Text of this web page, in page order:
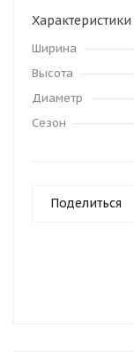
Характеристики
Ширина
Высота
Диаметр
Сезон
Поделиться